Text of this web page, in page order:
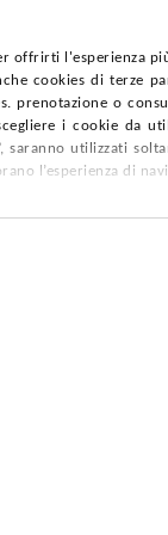
offrirti l'esperienza
cookies di terze
prenotazione o
i cookie da
saranno utilizzati
l’esperienza di
POLICY